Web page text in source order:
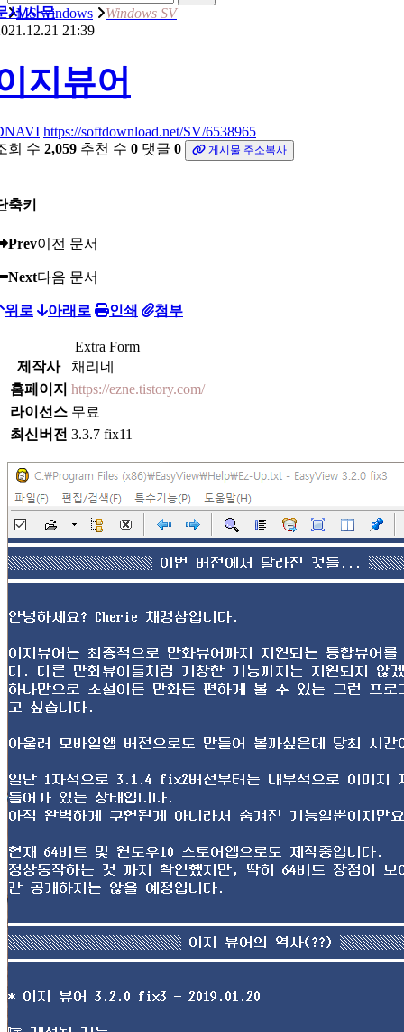
MS windows Windows SV
서/사무
21:39
지뷰어
https://softdownload.net/SV/6538965
회 수 2,059 추천 수 0 댓글 0 게시물 주소복사
축키
Prev이전 문서
Next다음 문서
위로 아래로 인쇄 첨부
Extra Form
제작사
채리네
홈페이지 https://ezne.tistory.com/
라이선스 무료
최신버전 3.3.7 fix11